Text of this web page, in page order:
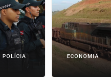
POLÍCIA ECONOMIA